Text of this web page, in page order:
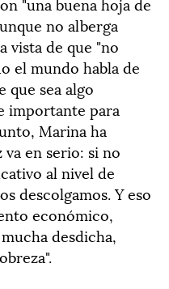
no alberga
vista de que "no
el mundo habla de
que sea algo
importante para
Marina ha
en serio: si no
al nivel de
descolgamos. Y eso
económico,
desdicha,